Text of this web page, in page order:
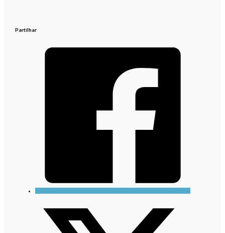
Partilhar